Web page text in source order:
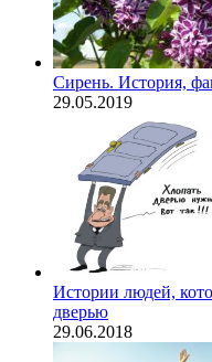
Сирень. История,
29.05.2019
Истории людей,
дверью
29.06.2018